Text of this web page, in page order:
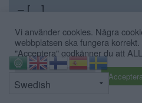
– […]
Fler
Vi använder cookies. Några
webbplatsen ska fungera
"Acceptera" godkänner du att